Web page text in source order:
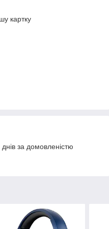
картку
за домовленістю